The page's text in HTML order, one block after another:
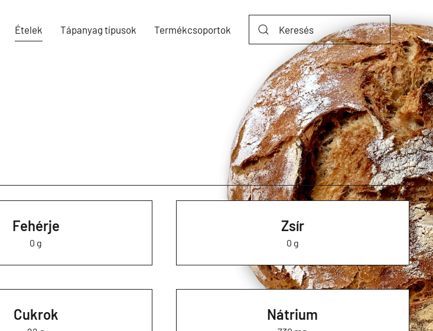
Ételek Tápanyag típusok Termékcsoportok
Fehérje
0 g
Zsír
0 g
Cukrok Nátrium